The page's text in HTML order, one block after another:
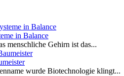
in Balance
menschliche Gehirn ist das...
wurde Biotechnologie klingt...